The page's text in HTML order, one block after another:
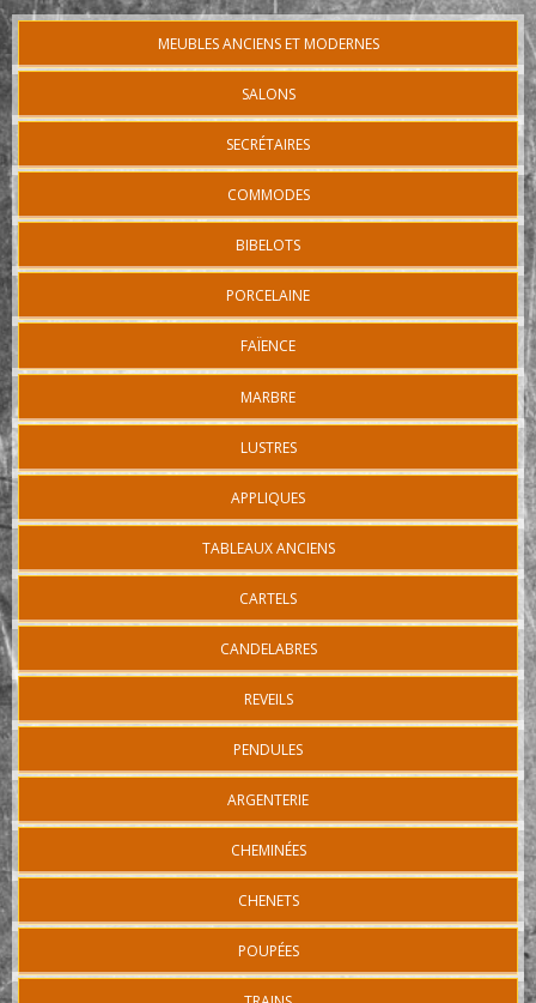
MEUBLES ANCIENS ET MODERNES
SALONS
SECRÉTAIRES
COMMODES
BIBELOTS
PORCELAINE
FAÏENCE
MARBRE
LUSTRES
APPLIQUES
TABLEAUX ANCIENS
CARTELS
CANDELABRES
REVEILS
PENDULES
ARGENTERIE
CHEMINÉES
CHENETS
POUPÉES